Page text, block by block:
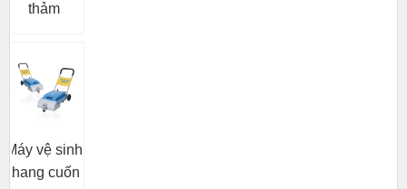
thảm
Máy vệ sinh
thang cuốn